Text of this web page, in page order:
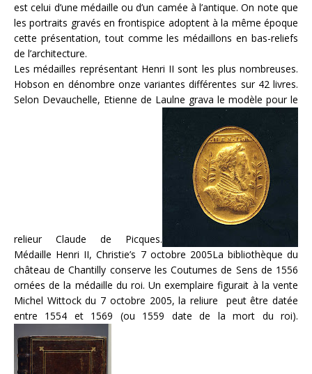
est celui d’une médaille ou d’un camée à l’antique. On note que
les portraits gravés en frontispice adoptent à la même époque
cette présentation, tout comme les médaillons en bas-reliefs
de l’architecture.
Les médailles représentant Henri II sont les plus nombreuses.
Hobson en dénombre onze variantes différentes sur 42 livres.
Selon Devauchelle, Etienne de Laulne grava le modèle pour le
relieur Claude de Picques.
Médaille Henri II, Christie’s 7 octobre 2005La bibliothèque du
château de Chantilly conserve les Coutumes de Sens de 1556
ornées de la médaille du roi. Un exemplaire figurait à la vente
Michel Wittock du 7 octobre 2005, la reliure peut être datée
entre 1554 et 1569 (ou 1559 date de la mort du roi).